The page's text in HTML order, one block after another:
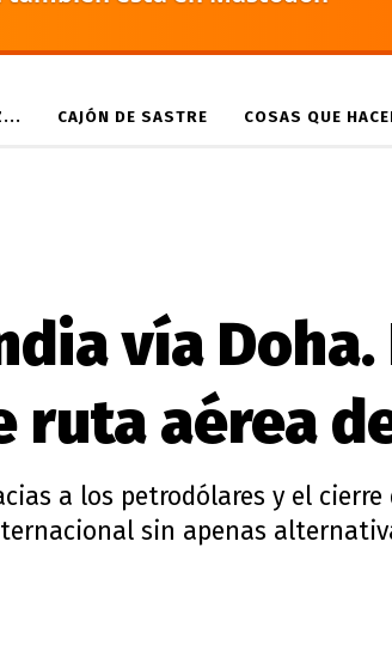
CAJÓN DE SASTRE COSAS QUE
vía
ruta aérea
a los petrodólares y el
sin apenas